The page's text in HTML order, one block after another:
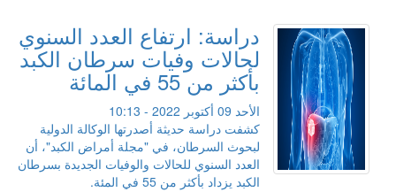
دراسة: ارتفاع العدد السنوي
لحالات وفيات سرطان الكبد
بأكثر من 55 في المائة
الأحد 09 أكتوبر 2022 - 10:13
كشفت دراسة حديثة أصدرتها الوكالة الدولية
لبحوث السرطان، في "مجلة أمراض الكبد"، أن
العدد السنوي للحالات والوفيات الجديدة بسرطان
الكبد يزداد بأكثر من 55 في المئة.